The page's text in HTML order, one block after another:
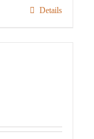
Details